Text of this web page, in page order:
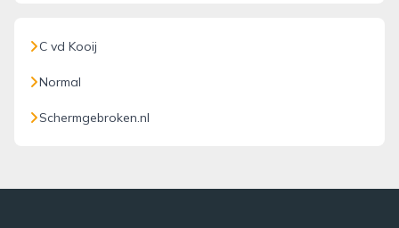
C vd Kooij
Normal
Schermgebroken.nl